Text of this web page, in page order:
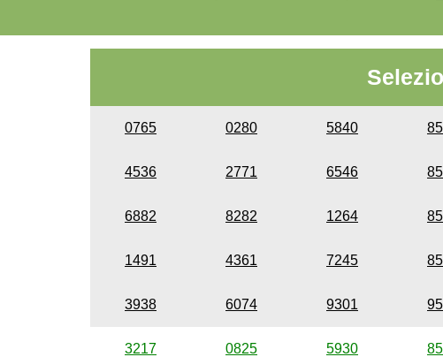
0765 0280 5840
4536 2771 6546
6882 8282 1264
1491 4361 7245
3938 6074 9301
3217 0825 5930